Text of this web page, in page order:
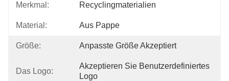
Merkmal: Recyclingmaterialien
Material: Aus Pappe
Größe: Anpasste Größe Akzeptiert
Das Logo:
Akzeptieren Sie Benutzerdefiniertes
Logo